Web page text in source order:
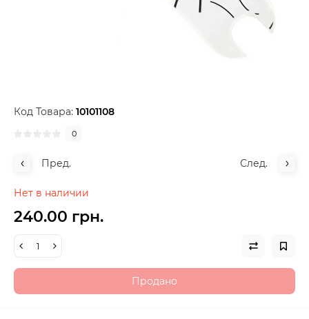
Код Товара: 10101108
0
Пред. След.
Нет в наличии
240.00 грн.
Продано